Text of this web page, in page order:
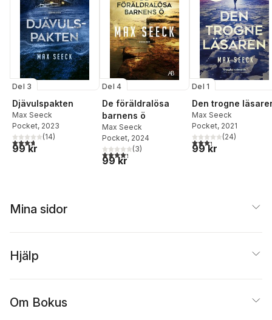
Del 3
Djävulspakten
Max Seeck
Pocket, 2023
3,7utav 5 stjärnor. Totalt antal röster:
(14)
99 kr
Del 4
De föräldralösa
barnens ö
Max Seeck
Pocket, 2024
4,3utav 5 stjärnor. Totalt antal röster:
(3)
99 kr
Del 1
Den trogne
Max Seeck
Pocket, 2021
3,3utav 5 stjärnor.
(24)
99 kr
Mina sidor
Hjälp
Om Bokus